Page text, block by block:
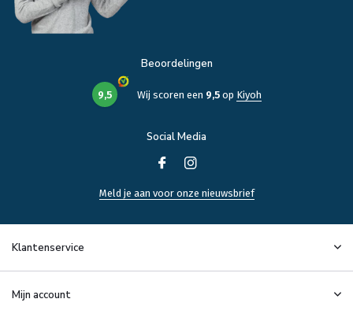
Beoordelingen
9,5 Wij scoren een 9,5op Kiyoh
Social Media
Meld je aan voor onze nieuwsbrief
Klantenservice
Mijn account